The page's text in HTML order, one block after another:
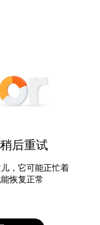
后重试
，它可能正忙着
恢复正常